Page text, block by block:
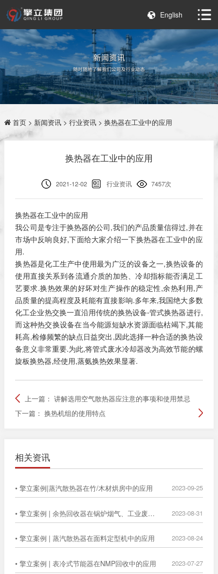
English
首页> 新闻资讯> 行业资讯> 换热器在工业中的应用
换热器在工业中的应用
2021-12-02 行业资讯 7457次
换热器在工业中的应用
我公司是专注于换热器的公司,我们的产品质量信得过,并在
市场中反响良好,下面给大家介绍一下换热器在工业中的应
用.
换热器是化工生产中使用最为广泛的设备之一,换热设备的
使用直接关系到各流通介质的加热、冷却指标能否满足工
艺要求.换热效果的好坏对生产操作的稳定性,余热利用,产
品质量的提高程度及耗能有直接影响.多年来,我国绝大多数
化工企业热交换一直沿用传统的换热设备-管式换热器进行,
而这种热交换设备在当今能源短缺水资源面临枯竭下,其能
耗高,检修频繁的缺点日益突出,因此选择一种合适的换热设
备意义非常重要.为此,将管式废水冷却器改为高效节能的螺
旋板换热器,经使用,蒸氨换热效果显著.
上一篇： 讲解选用空气散热器应注意的事项和使用禁忌
下一篇： 换热机组的使用特点
相关资讯
• 擎立案例|蒸汽散热器在竹/木材烘房中的应用 2023-09-25
• 擎立案例 | 余热回收器在锅炉烟气、工业废气中的广泛应用 2023-08-31
• 擎立案例 | 蒸汽散热器在面料定型机中的应用 2023-08-24
• 擎立案例 | 表冷式节能器在NMP回收中的应用 2023-07-27